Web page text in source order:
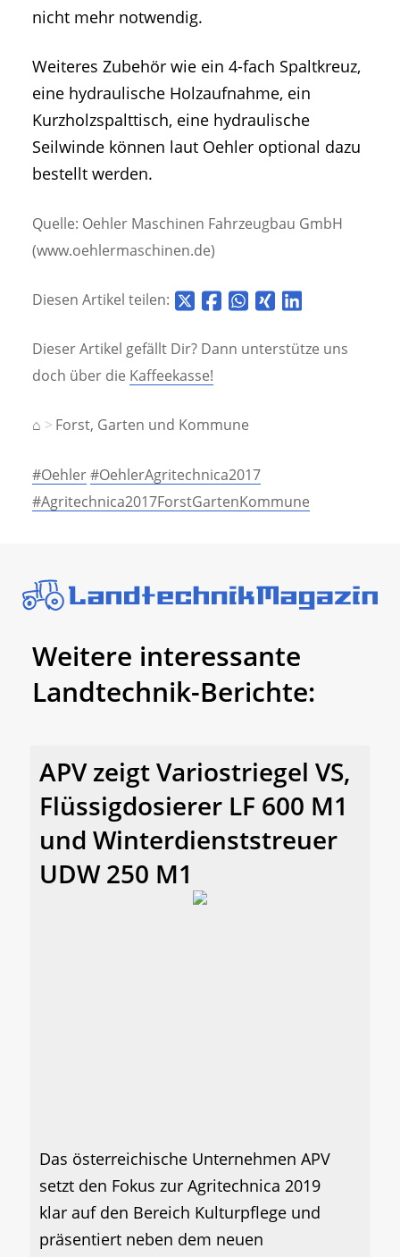
nicht mehr notwendig.
Weiteres Zubehör wie ein 4-fach Spaltkreuz,
eine hydraulische Holzaufnahme, ein
Kurzholzspalttisch, eine hydraulische
Seilwinde können laut Oehler optional dazu
bestellt werden.
Quelle: Oehler Maschinen Fahrzeugbau GmbH
(www.oehlermaschinen.de)
Diesen Artikel teilen:
Dieser Artikel gefällt Dir? Dann unterstütze uns
doch über die Kaffeekasse!
⌂ Forst, Garten und Kommune
#Oehler#OehlerAgritechnica2017
#Agritechnica2017ForstGartenKommune
Weitere interessante
Landtechnik-Berichte:
APV zeigt Variostriegel VS,
Flüssigdosierer LF 600 M1
und Winterdienststreuer
UDW 250 M1
Das österreichische Unternehmen APV
setzt den Fokus zur Agritechnica 2019
klar auf den Bereich Kulturpflege und
präsentiert neben dem neuen